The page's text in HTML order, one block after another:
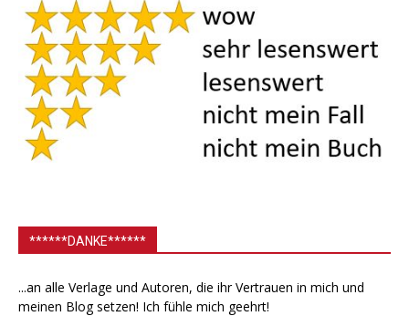
******DANKE******
...an alle Verlage und Autoren, die ihr Vertrauen in mich und
meinen Blog setzen! Ich fühle mich geehrt!